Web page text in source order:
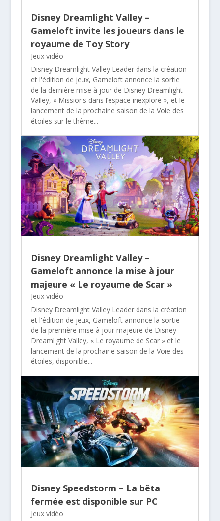
Disney Dreamlight Valley –
Gameloft invite les joueurs dans le
royaume de Toy Story
Jeux vidéo
Disney Dreamlight Valley Leader dans la création
et l'édition de jeux, Gameloft annonce la sortie
de la dernière mise à jour de Disney Dreamlight
Valley, « Missions dans l’espace inexploré », et le
lancement de la prochaine saison de la Voie des
étoiles sur le thème...
Disney Dreamlight Valley –
Gameloft annonce la mise à jour
majeure « Le royaume de Scar »
Jeux vidéo
Disney Dreamlight Valley Leader dans la création
et l'édition de jeux, Gameloft annonce la sortie
de la première mise à jour majeure de Disney
Dreamlight Valley, « Le royaume de Scar » et le
lancement de la prochaine saison de la Voie des
étoiles, disponible...
Disney Speedstorm – La bêta
fermée est disponible sur PC
Jeux vidéo